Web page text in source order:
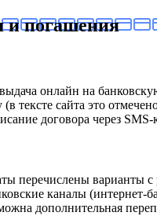
и погашения
онлайн на
(в тексте сайта это
договора через
перечислены варианты
каналы
дополнительная